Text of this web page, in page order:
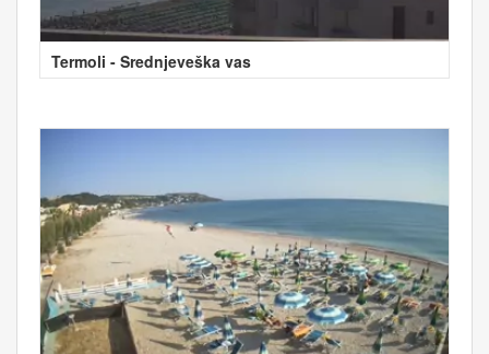
Termoli - Srednjeveška vas